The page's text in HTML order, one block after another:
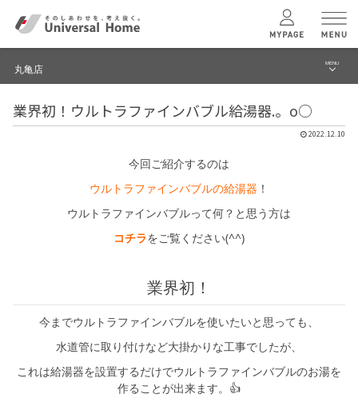
ユニバーサル ホームの特長
コンセプトプラン
テクノロジー
丸亀店 MENU
ブログ
モデルハウス見学予約
業界初！ウルトラファインバブル給湯器.。o○
2022.12.10
今回ご紹介するのは
ウルトラファインバブルの給湯器 ！
ウルトラファインバブルって何？と思う方は
コチラをご覧ください(^^)
業界初！
今までウルトラファインバブルを使いたいと思っても、
水道管に取り付けなど大掛かりな工事でしたが、
これは給湯器を設置するだけでウルトラファインバブルのお湯を
作ることが出来ます。👍